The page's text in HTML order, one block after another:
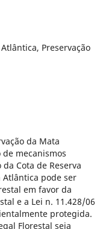
Preservação
da Mata
mecanismos
Cota de Reserva
pode ser
em favor da
e a Lei n. 11.428/06
protegida.
Florestal seja